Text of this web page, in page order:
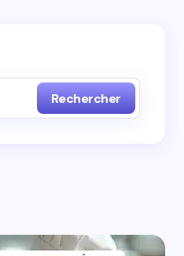
pas publiée.
Rechercher